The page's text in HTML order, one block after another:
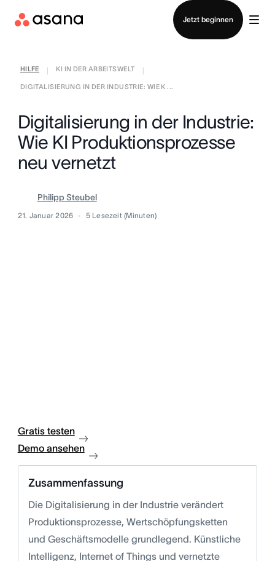
Jetzt beginnen
Vertrieb kontaktieren
HILFE KI IN DER ARBEITSWELT
DIGITALISIERUNG IN DER INDUSTRIE: WIE K ...
Digitalisierung in der Industrie:
Wie KI Produktionsprozesse
neu vernetzt
Philipp Steubel
21. Januar 2026 5 Lesezeit (Minuten)
Gratis testen
Demo ansehen
Zusammenfassung
Die Digitalisierung in der Industrie verändert
Produktionsprozesse, Wertschöpfungsketten
und Geschäftsmodelle grundlegend. Künstliche
Intelligenz, Internet of Things und vernetzte